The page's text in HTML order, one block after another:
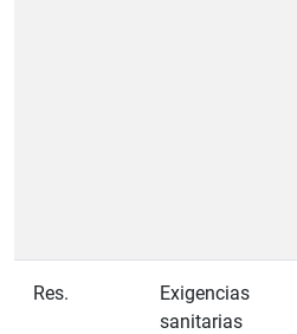
Res.
Exigencias
sanitarias